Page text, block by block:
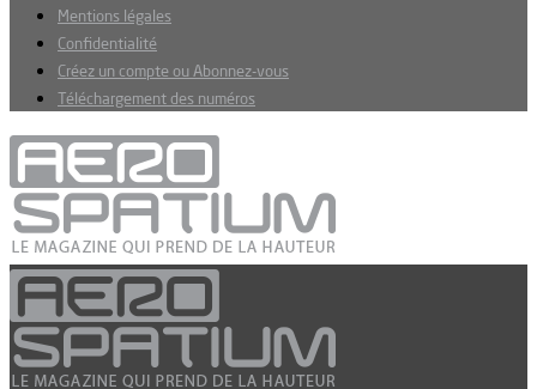
Mentions légales
Confidentialité
Créez un compte ou Abonnez-vous
Téléchargement des numéros